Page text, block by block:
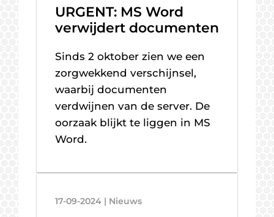
URGENT: MS Word
verwijdert documenten
Sinds 2 oktober zien we een
zorgwekkend verschijnsel,
waarbij documenten
verdwijnen van de server. De
oorzaak blijkt te liggen in MS
Word.
17-09-2024 | Nieuws